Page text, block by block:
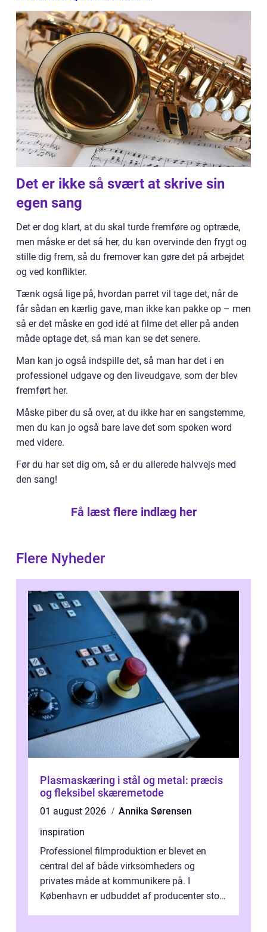
Det er ikke så svært at skrive sin
egen sang
Det er dog klart, at du skal turde fremføre og optræde,
men måske er det så her, du kan overvinde den frygt og
stille dig frem, så du fremover kan gøre det på arbejdet
og ved konflikter.
Tænk også lige på, hvordan parret vil tage det, når de
får sådan en kærlig gave, man ikke kan pakke op – men
så er det måske en god idé at filme det eller på anden
måde optage det, så man kan se det senere.
Man kan jo også indspille det, så man har det i en
professionel udgave og den liveudgave, som der blev
fremført her.
Måske piber du så over, at du ikke har en sangstemme,
men du kan jo også bare lave det som spoken word
med videre.
Før du har set dig om, så er du allerede halvvejs med
den sang!
Få læst flere indlæg her
Flere Nyheder
Plasmaskæring i stål og metal: præcis
og fleksibel skæremetode
01 august 2026
Annika Sørensen
inspiration
Professionel filmproduktion er blevet en
central del af både virksomheders og
privates måde at kommunikere på. I
København er udbuddet af producenter stort,